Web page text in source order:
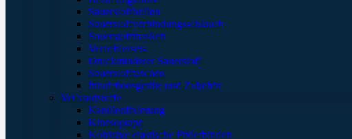
Sauerstoffbrillen
Sauerstoffverbindungsschlauch
Sauerstoffmasken
Verneblersets
Druckminderer Sauerstoff
Sauerstofftaschen
Inhalationsgeräte und Zubehör
Verbandstoffe
Kanülenfixierung
Kinesoptape
Kohäsive elastische Fixierbinden